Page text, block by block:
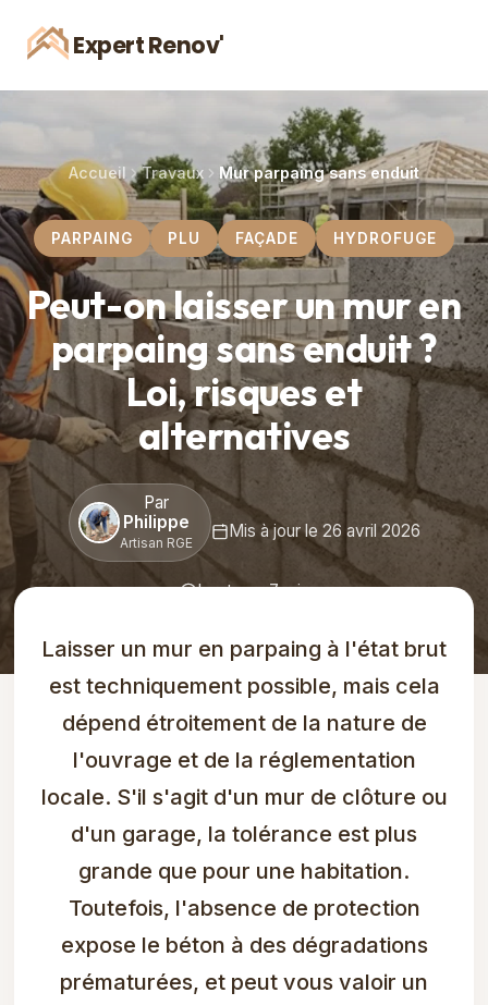
Expert Renov'
Accueil Travaux Mur parpaing sans enduit
PARPAING PLU FAÇADE HYDROFUGE
Peut-on laisser un mur en
parpaing sans enduit ?
Loi, risques et
alternatives
Par
Philippe
Artisan RGE
Mis à jour le 26 avril 2026
Lecture : 7 min
Laisser un mur en parpaing à l'état brut
est techniquement possible, mais cela
dépend étroitement de la nature de
l'ouvrage et de la réglementation
locale. S'il s'agit d'un mur de clôture ou
d'un garage, la tolérance est plus
grande que pour une habitation.
Toutefois, l'absence de protection
expose le béton à des dégradations
prématurées, et peut vous valoir un